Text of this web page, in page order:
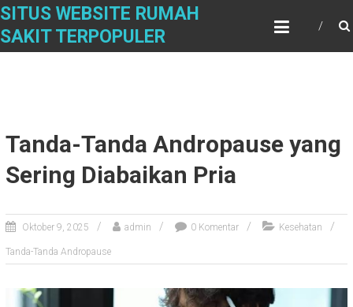
Skip
content
SITUS WEBSITE RUMAH
SAKIT TERPOPULER
Tanda-Tanda Andropause yang
Sering Diabaikan Pria
Oktober 9, 2025 admin 0 Komentar Kesehatan
Tanda-Tanda Andropause